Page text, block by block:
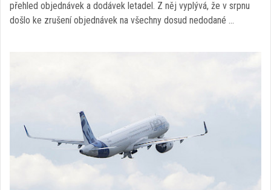
přehled objednávek a dodávek letadel. Z něj vyplývá, že v srpnu
došlo ke zrušení objednávek na všechny dosud nedodané …